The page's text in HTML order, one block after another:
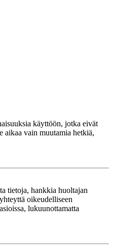
käyttöön, jotka eivät
aikaa vain muutamia hetkiä,
tietoja, hankkia huoltajan
oikeudelliseen
lukuunottamatta